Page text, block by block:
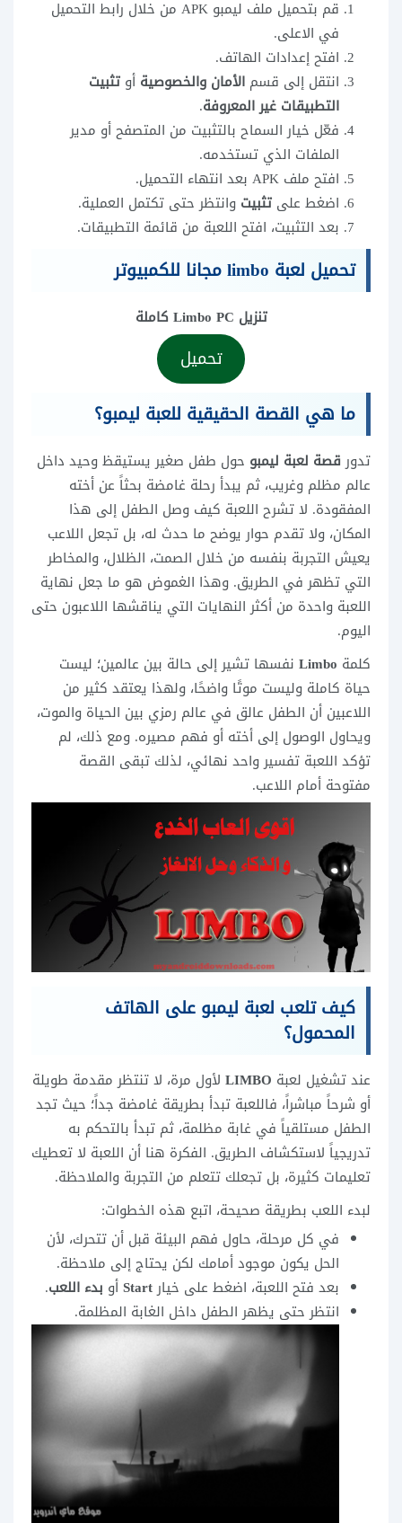
قم بتحميل ملف ليمبو APK من خلال رابط التحميل
في الاعلى.
افتح إعدادات الهاتف.
انتقل إلى قسم الأمان والخصوصية أو تثبيت
التطبيقات غير المعروفة.
فعّل خيار السماح بالتثبيت من المتصفح أو مدير
الملفات الذي تستخدمه.
افتح ملف APK بعد انتهاء التحميل.
اضغط على تثبيت وانتظر حتى تكتمل العملية.
بعد التثبيت، افتح اللعبة من قائمة التطبيقات.
تحميل لعبة limbo مجانا للكمبيوتر
تنزيل Limbo PC كاملة
تحميل
ما هي القصة الحقيقية للعبة ليمبو؟
تدور قصة لعبة ليمبو حول طفل صغير يستيقظ وحيد داخل
عالم مظلم وغريب، ثم يبدأ رحلة غامضة بحثاً عن أخته
المفقودة. لا تشرح اللعبة كيف وصل الطفل إلى هذا
المكان، ولا تقدم حوار يوضح ما حدث له، بل تجعل اللاعب
يعيش التجربة بنفسه من خلال الصمت، الظلال، والمخاطر
التي تظهر في الطريق. وهذا الغموض هو ما جعل نهاية
اللعبة واحدة من أكثر النهايات التي يناقشها اللاعبون حتى
اليوم.
كلمة Limbo نفسها تشير إلى حالة بين عالمين؛ ليست
حياة كاملة وليست موتًا واضحًا، ولهذا يعتقد كثير من
اللاعبين أن الطفل عالق في عالم رمزي بين الحياة والموت،
ويحاول الوصول إلى أخته أو فهم مصيره. ومع ذلك، لم
تؤكد اللعبة تفسير واحد نهائي، لذلك تبقى القصة
مفتوحة أمام اللاعب.
كيف تلعب لعبة ليمبو على الهاتف
المحمول؟
عند تشغيل لعبة LIMBO لأول مرة، لا تنتظر مقدمة طويلة
أو شرحاً مباشراً، فاللعبة تبدأ بطريقة غامضة جداً؛ حيث تجد
الطفل مستلقياً في غابة مظلمة، ثم تبدأ بالتحكم به
تدريجياً لاستكشاف الطريق. الفكرة هنا أن اللعبة لا تعطيك
تعليمات كثيرة، بل تجعلك تتعلم من التجربة والملاحظة.
لبدء اللعب بطريقة صحيحة، اتبع هذه الخطوات:
في كل مرحلة، حاول فهم البيئة قبل أن تتحرك، لأن
الحل يكون موجود أمامك لكن يحتاج إلى ملاحظة.
بعد فتح اللعبة، اضغط على خيارStartأو بدء اللعب.
انتظر حتى يظهر الطفل داخل الغابة المظلمة.